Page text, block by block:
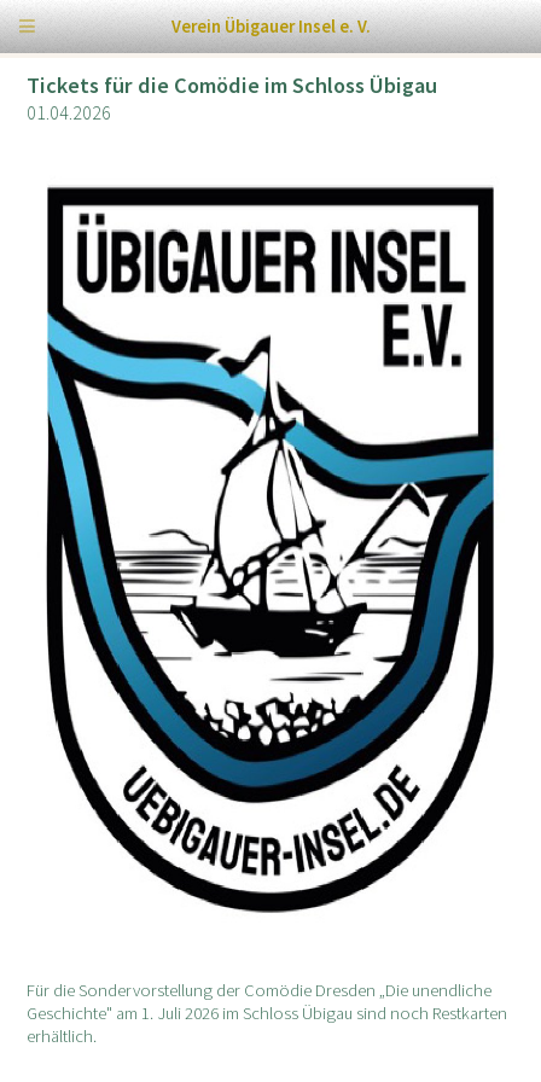
Tickets für die Comödie im Schloss Übigau
01.04.2026
Für die Sondervorstellung der Comödie Dresden „Die unendliche
Geschichte" am 1. Juli 2026 im Schloss Übigau sind noch Restkarten
erhältlich.
Verein Übigauer Insel e. V.